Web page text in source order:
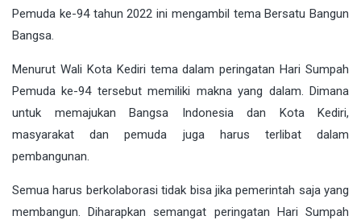
Pemuda ke-94 tahun 2022 ini mengambil tema Bersatu Bangun
Bangsa.
Menurut Wali Kota Kediri tema dalam peringatan Hari Sumpah
Pemuda ke-94 tersebut memiliki makna yang dalam. Dimana
untuk memajukan Bangsa Indonesia dan Kota Kediri,
masyarakat dan pemuda juga harus terlibat dalam
pembangunan.
Semua harus berkolaborasi tidak bisa jika pemerintah saja yang
membangun. Diharapkan semangat peringatan Hari Sumpah